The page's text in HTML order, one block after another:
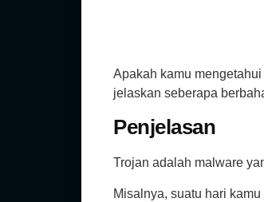
Apakah kamu
jelaskan seberapa
Penjelasan
Trojan adalah malware
Misalnya, suatu hari